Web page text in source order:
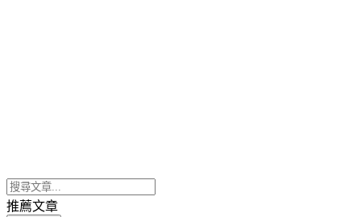
推薦文章